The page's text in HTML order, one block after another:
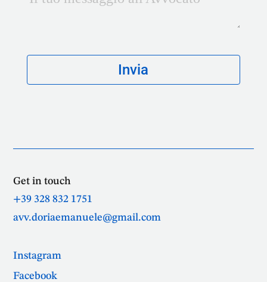
Get in touch
+39 328 832 1751
avv.doriaemanuele@gmail.com
Instagram
Facebook